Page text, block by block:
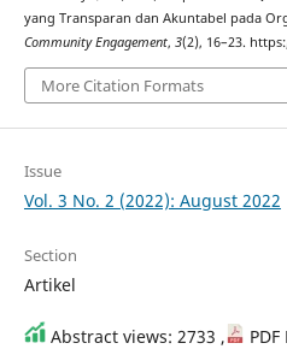
yang Transparan dan Akuntabel pada
Community Engagement, 3(2), 16–23.
More Citation Formats
Issue
Vol. 3 No. 2 (2022): August 2022
Section
Artikel
Abstract views: 2733 ,